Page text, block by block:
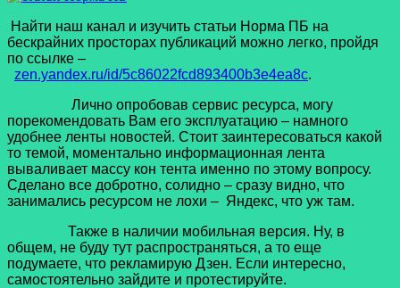
Найти наш канал и изучить статьи Норма ПБ на
бескрайних просторах публикаций можно легко, пройдя
по ссылке –
zen.yandex.ru/id/5c86022fcd893400b3e4ea8c.
Лично опробовав сервис ресурса, могу
порекомендовать Вам его эксплуатацию – намного
удобнее ленты новостей. Стоит заинтересоваться какой
то темой, моментально информационная лента
вываливает массу кон тента именно по этому вопросу.
Сделано все добротно, солидно – сразу видно, что
занимались ресурсом не лохи – Яндекс, что уж там.
Также в наличии мобильная версия. Ну, в
общем, не буду тут распространяться, а то еще
подумаете, что рекламирую Дзен. Если интересно,
самостоятельно зайдите и протестируйте.